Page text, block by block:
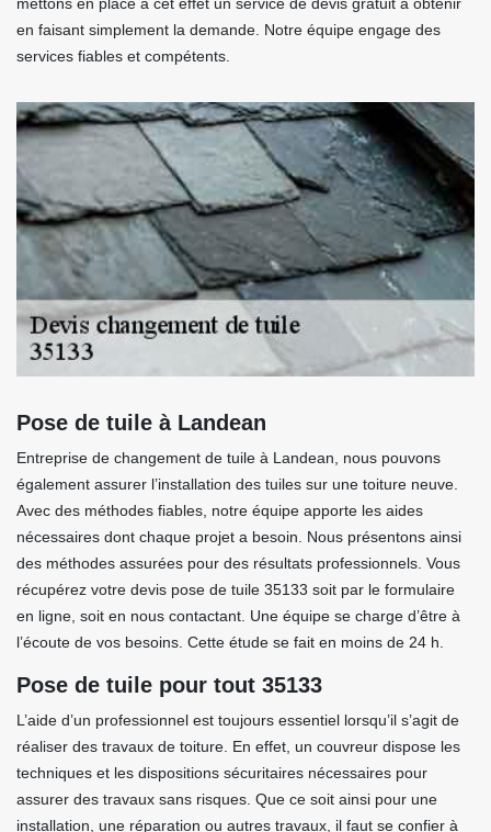
en faisant simplement la demande. Notre équipe engage des
services fiables et compétents.
Pose de tuile à Landean
Entreprise de changement de tuile à Landean, nous pouvons
également assurer l’installation des tuiles sur une toiture neuve.
Avec des méthodes fiables, notre équipe apporte les aides
nécessaires dont chaque projet a besoin. Nous présentons ainsi
des méthodes assurées pour des résultats professionnels. Vous
récupérez votre devis pose de tuile 35133 soit par le formulaire
en ligne, soit en nous contactant. Une équipe se charge d’être à
l’écoute de vos besoins. Cette étude se fait en moins de 24 h.
Pose de tuile pour tout 35133
L’aide d’un professionnel est toujours essentiel lorsqu’il s’agit de
réaliser des travaux de toiture. En effet, un couvreur dispose les
techniques et les dispositions sécuritaires nécessaires pour
assurer des travaux sans risques. Que ce soit ainsi pour une
installation, une réparation ou autres travaux, il faut se confier à